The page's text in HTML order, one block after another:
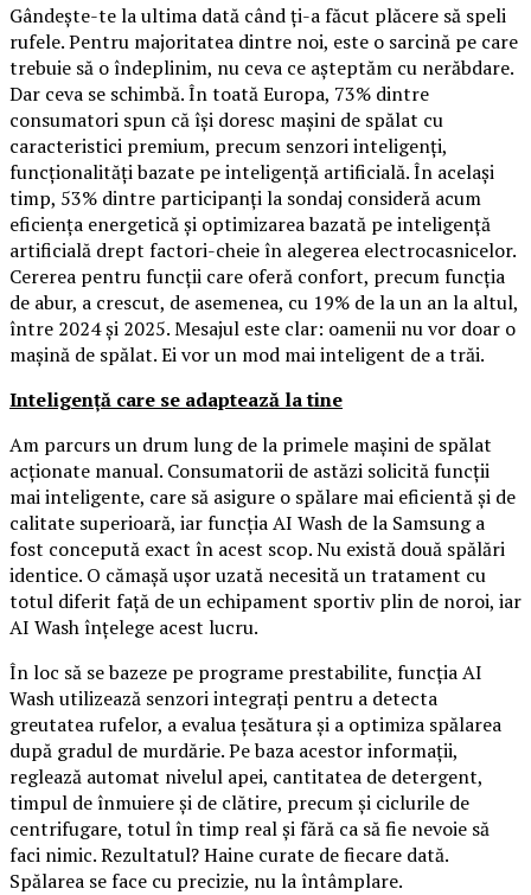
Gândește-te la ultima dată când ți-a făcut plăcere să speli
rufele. Pentru majoritatea dintre noi, este o sarcină pe care
trebuie să o îndeplinim, nu ceva ce așteptăm cu nerăbdare.
Dar ceva se schimbă. În toată Europa, 73% dintre
consumatori spun că își doresc mașini de spălat cu
caracteristici premium, precum senzori inteligenți,
funcționalități bazate pe inteligență artificială. În același
timp, 53% dintre participanți la sondaj consideră acum
eficiența energetică și optimizarea bazată pe inteligență
artificială drept factori-cheie în alegerea electrocasnicelor.
Cererea pentru funcții care oferă confort, precum funcția
de abur, a crescut, de asemenea, cu 19% de la un an la altul,
între 2024 și 2025. Mesajul este clar: oamenii nu vor doar o
mașină de spălat. Ei vor un mod mai inteligent de a trăi.
Inteligență care se adaptează la tine
Am parcurs un drum lung de la primele mașini de spălat
acționate manual. Consumatorii de astăzi solicită funcții
mai inteligente, care să asigure o spălare mai eficientă și de
calitate superioară, iar funcția AI Wash de la Samsung a
fost concepută exact în acest scop. Nu există două spălări
identice. O cămașă ușor uzată necesită un tratament cu
totul diferit față de un echipament sportiv plin de noroi, iar
AI Wash înțelege acest lucru.
În loc să se bazeze pe programe prestabilite, funcția AI
Wash utilizează senzori integrați pentru a detecta
greutatea rufelor, a evalua țesătura și a optimiza spălarea
după gradul de murdărie. Pe baza acestor informații,
reglează automat nivelul apei, cantitatea de detergent,
timpul de înmuiere și de clătire, precum și ciclurile de
centrifugare, totul în timp real și fără ca să fie nevoie să
faci nimic. Rezultatul? Haine curate de fiecare dată.
Spălarea se face cu precizie, nu la întâmplare.